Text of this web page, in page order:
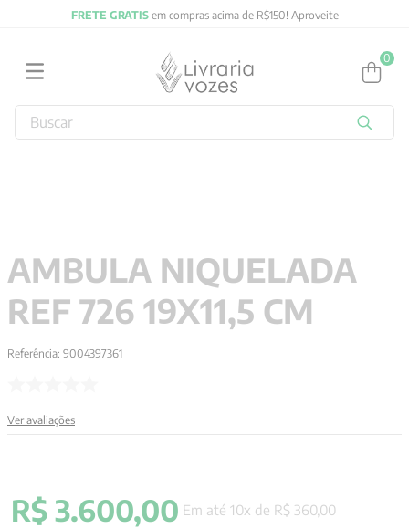
FRETE GRATISem compras acima de R$150! Aproveite
0
Buscar
AMBULA NIQUELADA
REF 726 19X11,5 CM
Referência: 9004397361
Ver avaliações
R$ 3.600,00 Em até 10x de R$ 360,00
4º jung
5º byung chul han